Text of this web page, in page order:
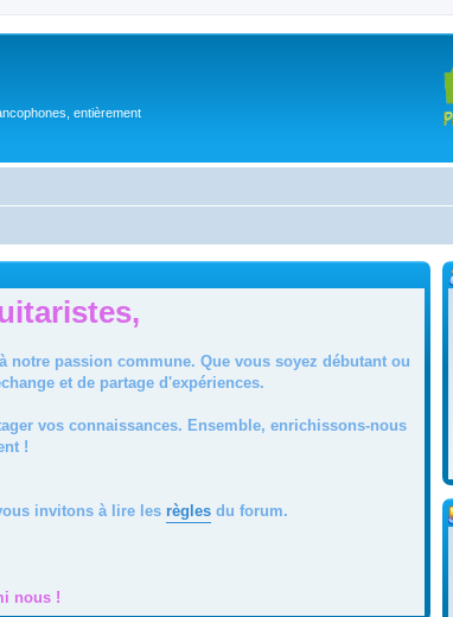
entièrement
passion commune. Que vous soyez débutant ou
et de partage d'expériences.
vos connaissances. Ensemble, enrichissons-nous
!
invitons à lire les règles du forum.
nous !